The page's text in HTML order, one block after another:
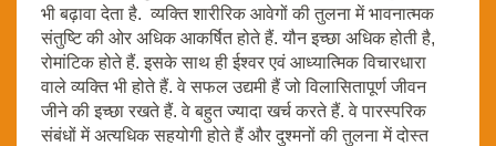
भी बढ़ावा देता है. व्यक्ति शारीरिक आवेगों की तुलना में भावनात्मक
संतुष्टि की ओर अधिक आकर्षित होते हैं. यौन इच्छा अधिक होती है,
रोमांटिक होते हैं. इसके साथ ही ईश्वर एवं आध्यात्मिक विचारधारा
वाले व्यक्ति भी होते हैं. वे सफल उद्यमी हैं जो विलासितापूर्ण जीवन
जीने की इच्छा रखते हैं. वे बहुत ज्यादा खर्च करते हैं. वे पारस्परिक
संबंधों में अत्यधिक सहयोगी होते हैं और दुश्मनों की तुलना में दोस्त